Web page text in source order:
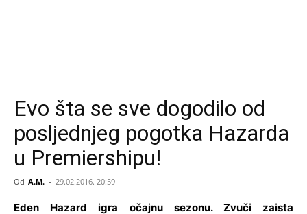
Evo šta se sve dogodilo od
posljednjeg pogotka Hazarda
u Premiershipu!
Od A.M. - 29.02.2016. 20:59
Eden Hazard igra očajnu sezonu. Zvuči zaista